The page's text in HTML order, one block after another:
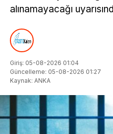
alınamayacağı
Giriş: 05-08-2026 01:04
Güncelleme: 05-08-2026 01:27
Kaynak: ANKA